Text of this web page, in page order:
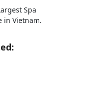
Spa
in Vietnam.